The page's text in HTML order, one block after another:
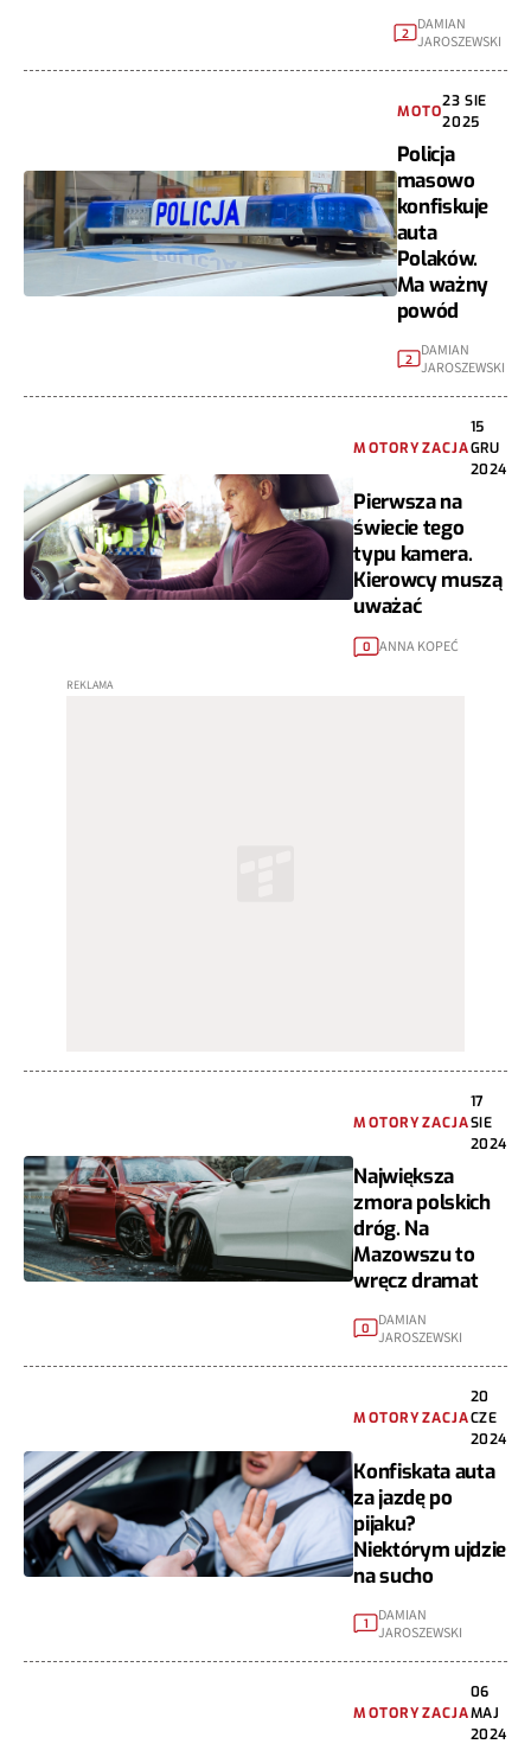
2
DAMIAN
JAROSZEWSKI
MOTO
23 SIE
2025
Policja
masowo
konfiskuje
auta
Polaków.
Ma ważny
powód
2 DAMIAN
JAROSZEWSKI
MOTORYZACJA
15
GRU
2024
Pierwsza na
świecie tego
typu kamera.
Kierowcy muszą
uważać
0 ANNA KOPEĆ
MOTORYZACJA
17
SIE
2024
Największa
zmora polskich
dróg. Na
Mazowszu to
wręcz dramat
0
DAMIAN
JAROSZEWSKI
MOTORYZACJA
20
CZE
2024
Konfiskata auta
za jazdę po
pijaku?
Niektórym ujdzie
na sucho
1
DAMIAN
JAROSZEWSKI
MOTORYZACJA
06
MAJ
2024